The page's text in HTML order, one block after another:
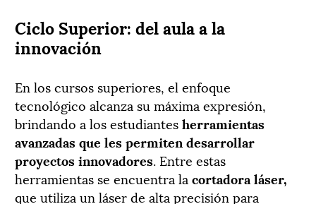
Ciclo Superior: del aula a la
innovación
En los cursos superiores, el enfoque
tecnológico alcanza su máxima expresión,
brindando a los estudiantesherramientas
avanzadas que les permiten desarrollar
proyectos innovadores. Entre estas
herramientas se encuentra la cortadora láser,
que utiliza un láser de alta precisión para